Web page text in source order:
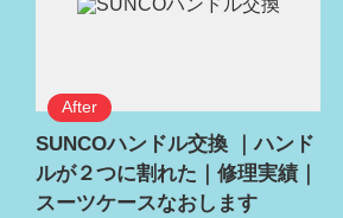
SUNCOハンドル交換 ｜ハンド
ルが２つに割れた｜修理実績｜
スーツケースなおします